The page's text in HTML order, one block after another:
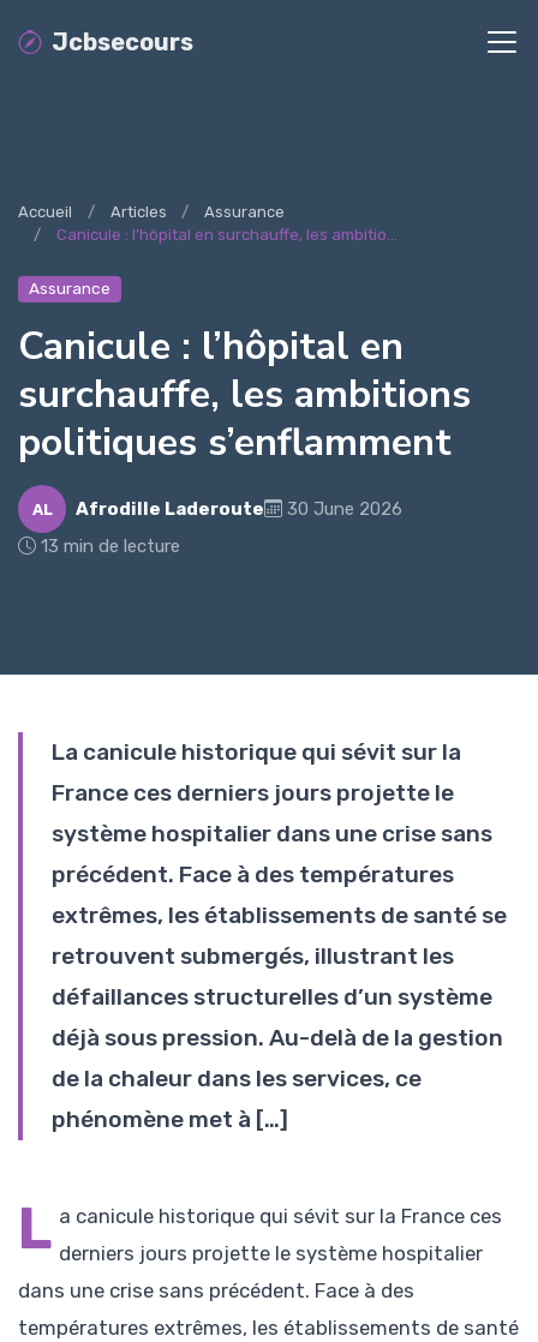
Jcbsecours
Accueil Articles
Assurance
Canicule : l’hôpital en surchauffe, les ambitio...
Assurance
Canicule : l’hôpital en
surchauffe, les ambitions
politiques s’enflamment
AL Afrodille Laderoute
30 June 2026
13 min de lecture
La canicule historique qui sévit sur la
France ces derniers jours projette le
système hospitalier dans une crise sans
précédent. Face à des températures
extrêmes, les établissements de santé se
retrouvent submergés, illustrant les
défaillances structurelles d’un système
déjà sous pression. Au-delà de la gestion
de la chaleur dans les services, ce
phénomène met à […]
L a canicule historique qui sévit sur la France ces
derniers jours projette le système hospitalier
dans une crise sans précédent. Face à des
températures extrêmes, les établissements de santé